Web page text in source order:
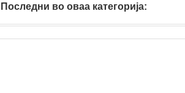
Последни во оваа категорија: